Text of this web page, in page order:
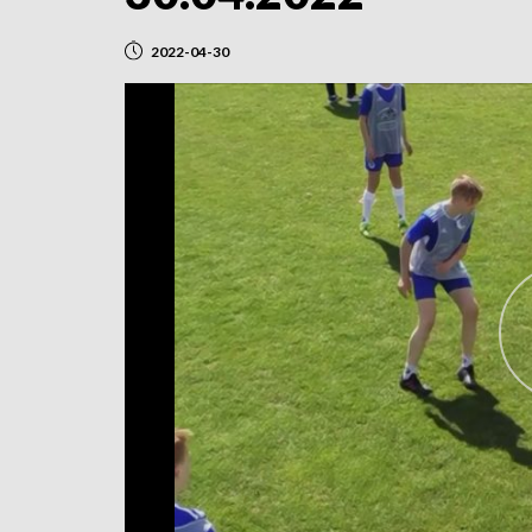
2022-04-30